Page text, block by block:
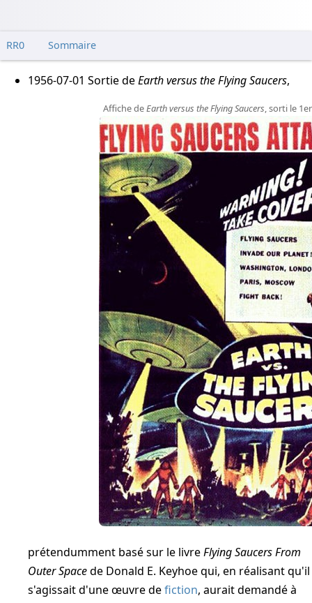
RR0 Sommaire
1956-07-01
Affiche deEarth versus the Flying Saucers, sorti le 1er
Sortie deEarth versus the Flying Saucers,
prétendumment basé sur le livreFlying Saucers From
Outer Spacede Donald E. Keyhoequi, en réalisant qu'il
s'agissait d'une œuvre defiction, aurait demandé à